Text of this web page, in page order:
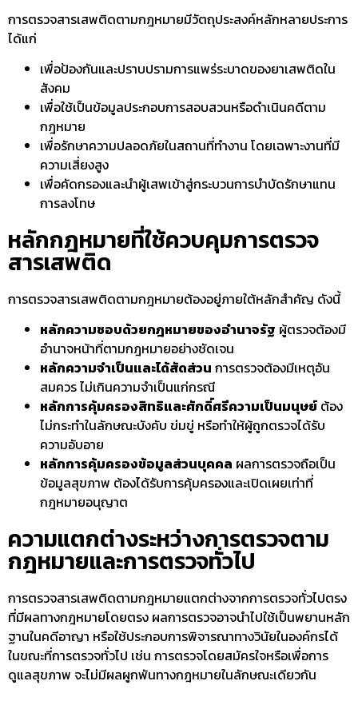
การตรวจสารเสพติดตามกฎหมายมีวัตถุประสงค์หลักหลายประการ
ได้แก่
เพื่อป้องกันและปราบปรามการแพร่ระบาดของยาเสพติดใน
สังคม
เพื่อใช้เป็นข้อมูลประกอบการสอบสวนหรือดำเนินคดีตาม
กฎหมาย
เพื่อรักษาความปลอดภัยในสถานที่ทำงาน โดยเฉพาะงานที่มี
ความเสี่ยงสูง
เพื่อคัดกรองและนำผู้เสพเข้าสู่กระบวนการบำบัดรักษาแทน
การลงโทษ
หลักกฎหมายที่ใช้ควบคุมการตรวจ
สารเสพติด
การตรวจสารเสพติดตามกฎหมายต้องอยู่ภายใต้หลักสำคัญ ดังนี้
หลักความชอบด้วยกฎหมายของอำนาจรัฐ ผู้ตรวจต้องมี
อำนาจหน้าที่ตามกฎหมายอย่างชัดเจน
หลักความจำเป็นและได้สัดส่วน การตรวจต้องมีเหตุอัน
สมควร ไม่เกินความจำเป็นแก่กรณี
หลักการคุ้มครองสิทธิและศักดิ์ศรีความเป็นมนุษย์ ต้อง
ไม่กระทำในลักษณะบังคับ ข่มขู่ หรือทำให้ผู้ถูกตรวจได้รับ
ความอับอาย
หลักการคุ้มครองข้อมูลส่วนบุคคล ผลการตรวจถือเป็น
ข้อมูลสุขภาพ ต้องได้รับการคุ้มครองและเปิดเผยเท่าที่
กฎหมายอนุญาต
ความแตกต่างระหว่างการตรวจตาม
กฎหมายและการตรวจทั่วไป
การตรวจสารเสพติดตามกฎหมายแตกต่างจากการตรวจทั่วไปตรง
ที่มีผลทางกฎหมายโดยตรง ผลการตรวจอาจนำไปใช้เป็นพยานหลัก
ฐานในคดีอาญา หรือใช้ประกอบการพิจารณาทางวินัยในองค์กรได้
ในขณะที่การตรวจทั่วไป เช่น การตรวจโดยสมัครใจหรือเพื่อการ
ดูแลสุขภาพ จะไม่มีผลผูกพันทางกฎหมายในลักษณะเดียวกัน